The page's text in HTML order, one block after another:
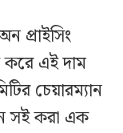
প্রাইসিং
করে এই দাম
চেয়ারম্যান
সই করা এক